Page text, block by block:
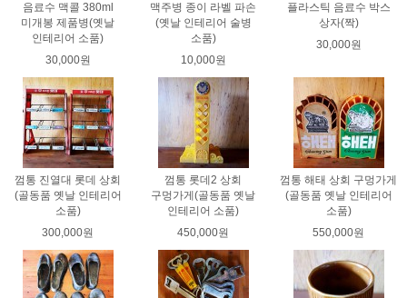
음료수 맥콜 380ml
미개봉 제품병(옛날
인테리어 소품)
30,000원
맥주병 종이 라벨 파손
(옛날 인테리어 술병
소품)
10,000원
플라스틱 음료수 박스
상자(짝)
30,000원
껌통 진열대 롯데 상회
(골동품 옛날 인테리어
소품)
300,000원
껌통 롯데2 상회
구멍가게(골동품 옛날
인테리어 소품)
450,000원
껌통 해태 상회 구멍가게
(골동품 옛날 인테리어
소품)
550,000원